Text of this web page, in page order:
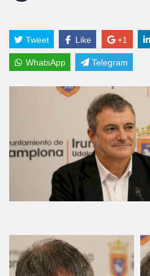
Tweet Like +1
WhatsApp Telegram